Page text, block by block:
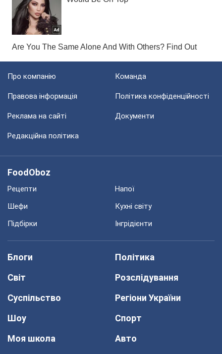
Про компанію Команда
Правова інформація Політика конфіденційності
Реклама на сайті Документи
Редакційна політика
FoodOboz
Рецепти
Напої
Шефи
Кухні світу
Підбірки
Інгрідієнти
Блоги
Політика
Світ
Розслідування
Суспільство
Регіони України
Шоу
Спорт
Моя школа
Авто